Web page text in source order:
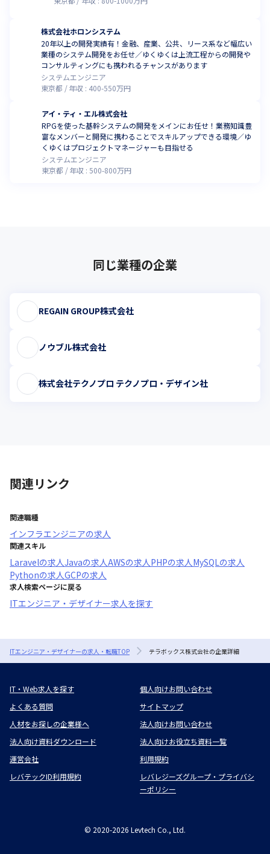
株式会社ホロンシステム
20年以上の開発実績有！金融、産業、公共、リース系など幅広い
業種のシステム開発をお任せ／ゆくゆくは上流工程からの開発や
コンサルティングにも携われるチャンスがあります
システムエンジニア
東京都
年収 : 400-550万円
アイ・ティ・エル株式会社
RPGを使った基幹システムの開発をメインにお任せ！業務知識豊
富なメンバーと開発に携わることでスキルアップできる環境／ゆ
くゆくはプロジェクトマネージャーも目指せる
システムエンジニア
東京都
年収 :500-800万円
同じ業種の企業
REGAIN GROUP株式会社
ノウブル株式会社
株式会社テクノプロ テクノプロ・デザイン社
関連リンク
関連職種
インフラエンジニアの求人
関連スキル
Laravelの求人Javaの求人AWSの求人 PHPの求人 MySQLの求人
Pythonの求人GCPの求人
求人検索ページに戻る
ITエンジニア・デザイナー求人を探す
ITエンジニア・デザイナーの求人・転職TOP テラボックス株式会社の企業詳細
IT・Web求人を探す
個人向けお問い合わせ
よくある質問
サイトマップ
人材をお探しの企業様へ
法人向けお問い合わせ
法人向け資料ダウンロード
法人向けお役立ち資料一覧
運営会社
利用規約
レバテックID利用規約
レバレジーズグループ・プライバシ
ーポリシー
© 2020-2026 Levtech Co., Ltd.